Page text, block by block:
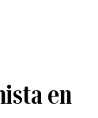
en